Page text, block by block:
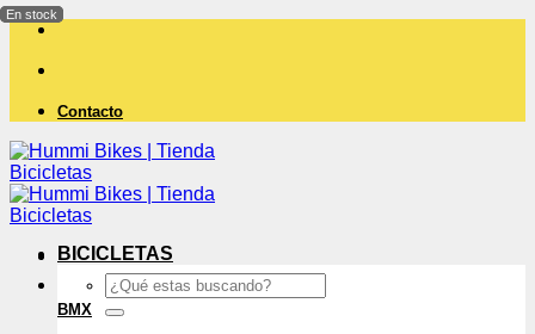
Saltar
contenido
Contacto
Buscar
por:
BICICLETAS
BMX